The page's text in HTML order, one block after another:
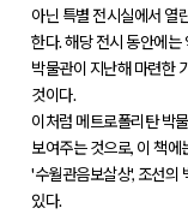
아닌 특별 전시실에서 열
한다. 해당 전시 동안에
박물관이 지난해 마련한
것이다.
이처럼 메트로폴리탄 박
보여주는 것으로, 이 책
'수월관음보살상', 조선의
있다.